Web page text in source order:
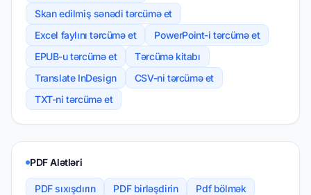
Skan edilmiş sənədi tərcümə et
Excel faylını tərcümə et
PowerPoint-i tərcümə et
EPUB-u tərcümə et
Tərcümə kitabı
Translate InDesign
CSV-ni tərcümə et
TXT-ni tərcümə et
PDF Alətləri
PDF sıxışdırın PDF birləşdirin
Pdf bölmək